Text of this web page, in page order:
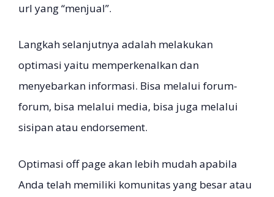
url yang “menjual”.
Langkah selanjutnya adalah melakukan
optimasi yaitu memperkenalkan dan
menyebarkan informasi. Bisa melalui forum-
forum, bisa melalui media, bisa juga melalui
sisipan atau endorsement.
Optimasi off page akan lebih mudah apabila
Anda telah memiliki komunitas yang besar atau